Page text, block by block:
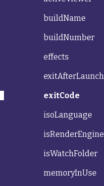
buildName
buildNumber
effects
exitCode
isoLanguage
isRenderEngine
isWatchFolder
memoryInUse